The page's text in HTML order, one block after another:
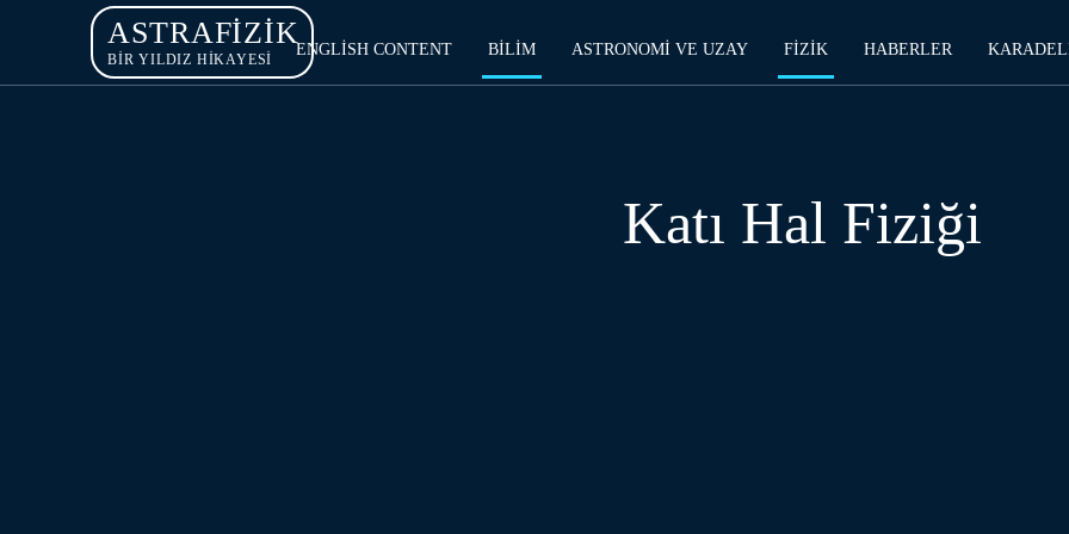
ASTRAFIZIK
BİR YILDIZ HİKAYESİ
ENGLISH CONTENT BILIM ASTRONOMI VE UZAY FIZIK HABERLER
Katı Hal Fiziği